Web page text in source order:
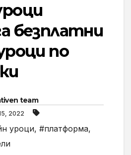
безплатни
по
team
2022
уроци, #платформа,